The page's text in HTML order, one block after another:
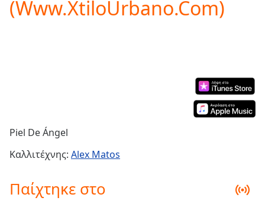
Skip
Backward
0.00%
Stream
TypeLIVE
currently
behind
(Www.XtiloUrbano.Com)
Piel De Ángel
Καλλιτέχνης: Alex Matos
Παίχτηκε στο